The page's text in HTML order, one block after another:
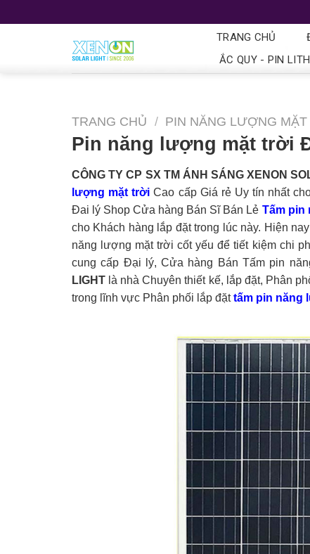
TRANG CHỦ
ẮC QUY - PIN
TRANG CHỦ / PIN NĂNG LƯỢNG
Pin năng lượng mặt trời
CÔNG TY CP SX TM ÁNH SÁNG XENON
lượng mặt trời Cao cấp Giá rẻ Uy tín nhất
Đai lý Shop Cửa hàng Bán Sĩ Bán Lẻ Tấm pin
cho Khách hàng lắp đặt trong lúc này. Hiện
năng lượng mặt trời cốt yếu để tiết kiệm chi
cung cấp Đại lý, Cửa hàng Bán Tấm pin
LIGHT là nhà Chuyên thiết kế, lắp đặt, Phân
trong lĩnh vực Phân phối lắp đặttấm pin năng